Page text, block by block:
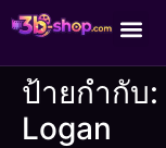
ป้ายกำกับ:
Logan